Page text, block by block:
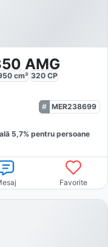
AMG
cm³ 320 CP
MER238699
5,7% pentru persoane
Favorite